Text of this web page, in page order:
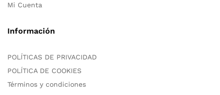
Mi Cuenta
Información
POLÍTICAS DE PRIVACIDAD
POLÍTICA DE COOKIES
Términos y condiciones